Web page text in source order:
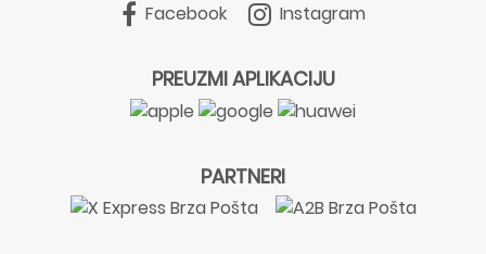
Facebook Instagram
PREUZMI APLIKACIJU
PARTNERI